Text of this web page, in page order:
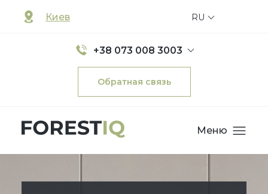
Киев
+38 073 008 3003
Обратная связь
RU
Меню